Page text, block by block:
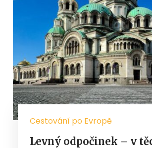
Cestování po Evropě
Levný odpočinek – v